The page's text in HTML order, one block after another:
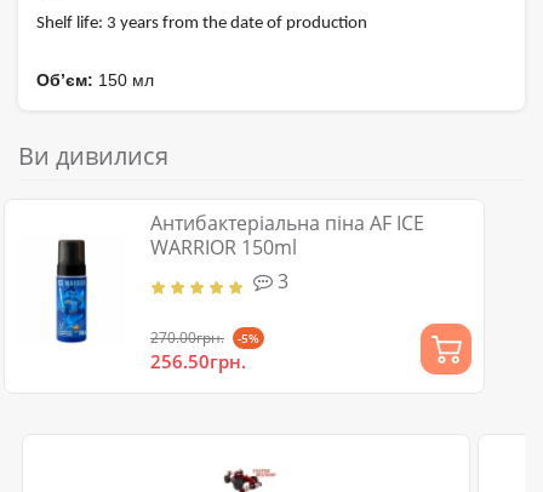
Shelf life: 3 years from the date of production
Об’єм: 150 мл
Ви дивилися
Антибактеріальна піна AF ICE
WARRIOR 150ml
3
270.00грн. -5%
256.50грн.